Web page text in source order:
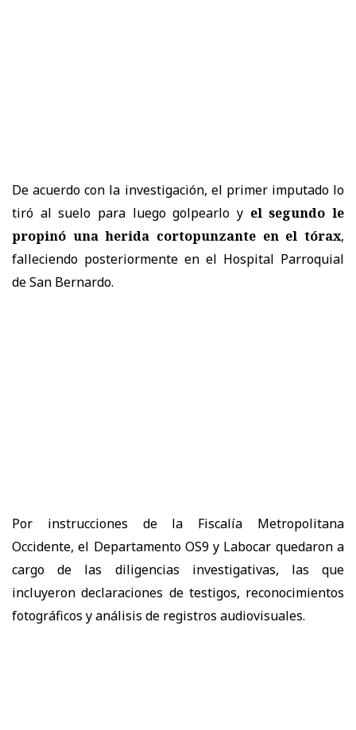
De acuerdo con la investigación, el primer imputado lo
tiró al suelo para luego golpearlo y el segundo le
propinó una herida cortopunzante en el tórax,
falleciendo posteriormente en el Hospital Parroquial
de San Bernardo.
Por instrucciones de la Fiscalía Metropolitana
Occidente, el Departamento OS9 y Labocar quedaron a
cargo de las diligencias investigativas, las que
incluyeron declaraciones de testigos, reconocimientos
fotográficos y análisis de registros audiovisuales.